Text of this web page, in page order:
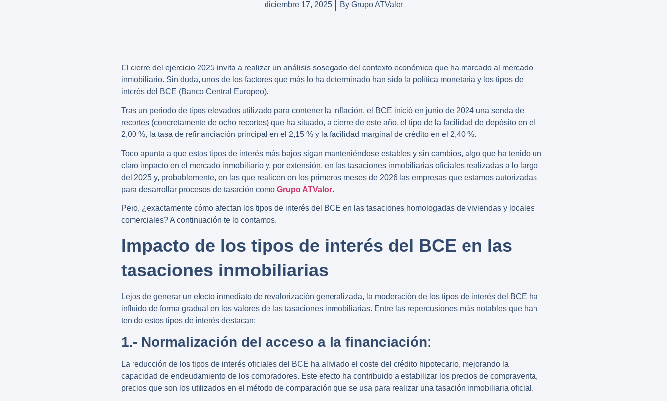
diciembre 17, 2025 ByGrupo ATValor
El cierre del ejercicio 2025 invita a realizar un análisis sosegado del contexto económico que ha marcado al mercado
inmobiliario. Sin duda, unos de los factores que más lo ha determinado han sido la política monetaria y los tipos de
interés del BCE (Banco Central Europeo).
Tras un periodo de tipos elevados utilizado para contener la inflación, el BCE inició en junio de 2024 una senda de
recortes (concretamente de ocho recortes) que ha situado, a cierre de este año, el tipo de la facilidad de depósito en el
2,00 %, la tasa de refinanciación principal en el 2,15 % y la facilidad marginal de crédito en el 2,40 %.
Todo apunta a que estos tipos de interés más bajos sigan manteniéndose estables y sin cambios, algo que ha tenido un
claro impacto en el mercado inmobiliario y, por extensión, en las tasaciones inmobiliarias oficiales realizadas a lo largo
del 2025 y, probablemente, en las que realicen en los primeros meses de 2026 las empresas que estamos autorizadas
para desarrollar procesos de tasación como Grupo ATValor.
Pero, ¿exactamente cómo afectan los tipos de interés del BCE en las tasaciones homologadas de viviendas y locales
comerciales? A continuación te lo contamos.
Impacto de los tipos de interés del BCE en las
tasaciones inmobiliarias
Lejos de generar un efecto inmediato de revalorización generalizada, la moderación de los tipos de interés del BCE ha
influido de forma gradual en los valores de las tasaciones inmobiliarias. Entre las repercusiones más notables que han
tenido estos tipos de interés destacan:
1.- Normalización del acceso a la financiación:
La reducción de los tipos de interés oficiales del BCE ha aliviado el coste del crédito hipotecario, mejorando la
capacidad de endeudamiento de los compradores. Este efecto ha contribuido a estabilizar los precios de compraventa,
precios que son los utilizados en el método de comparación que se usa para realizar una tasación inmobiliaria oficial.